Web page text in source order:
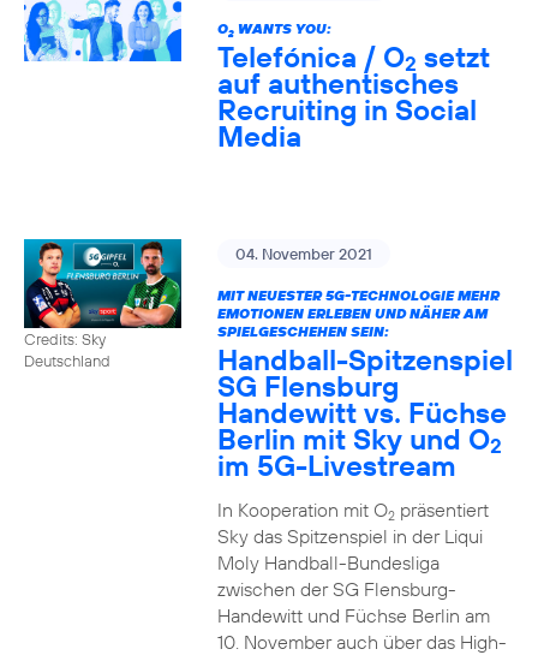
O2WANTS YOU:
Telefónica / O2 setzt
auf authentisches
Recruiting in Social
Media
Credits: Sky
Deutschland
04. November 2021
MIT NEUESTER 5G-TECHNOLOGIE MEHR
EMOTIONEN ERLEBEN UND NÄHER AM
SPIELGESCHEHEN SEIN:
Handball-Spitzenspiel
SG Flensburg
Handewitt vs. Füchse
Berlin mit Sky und O2
im 5G-Livestream
In Kooperation mit O2präsentiert
Sky das Spitzenspiel in der Liqui
Moly Handball-Bundesliga
zwischen der SG Flensburg-
Handewitt und Füchse Berlin am
10. November auch über das High-